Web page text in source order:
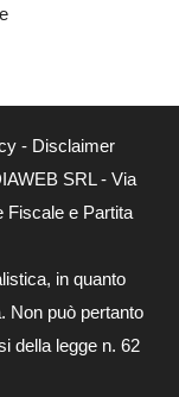
- Disclaimer
SRL - Via
Fiscale e Partita
in quanto
Non può pertanto
della legge n. 62